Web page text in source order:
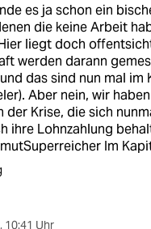
es ja schon ein
die keine Arbeit
liegt doch
werden darann
das sind nun mal
Aber nein, wir
der Krise, die sich
ihre Lohnzahlung
Im
10:41 Uhr